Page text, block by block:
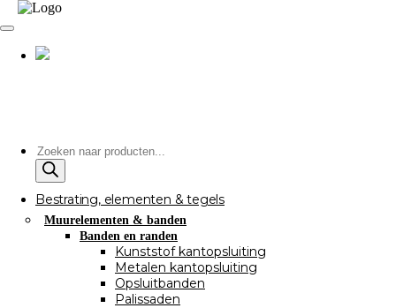
Producten
zoeken
Bestrating, elementen & tegels
Muurelementen & banden
Banden en randen
Kunststof kantopsluiting
Metalen kantopsluiting
Opsluitbanden
Palissaden